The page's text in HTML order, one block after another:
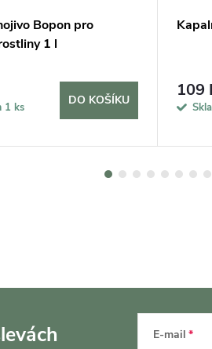
Bopon pro
1 l
1 ks
DO KOŠÍKU 109
E-mail